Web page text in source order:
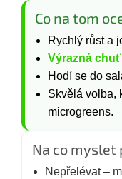
Co na tom
Rychlý růst a
Výrazná chuť
Hodí se do
Skvělá volba,
microgreens.
Na co
Nepřelévat –